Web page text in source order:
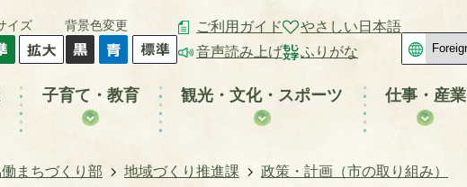
イズ 背景色変更
ご利用ガイド
音声読み上げ
やさしい日本語
ふりがな
子育て・教育 観光・文化・スポーツ 仕事・産業
まちづくり部 地域づくり推進課
政策・計画（市の取り組み）